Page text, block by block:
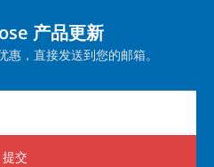
产品更新
，直接发送到您的邮箱。
提交